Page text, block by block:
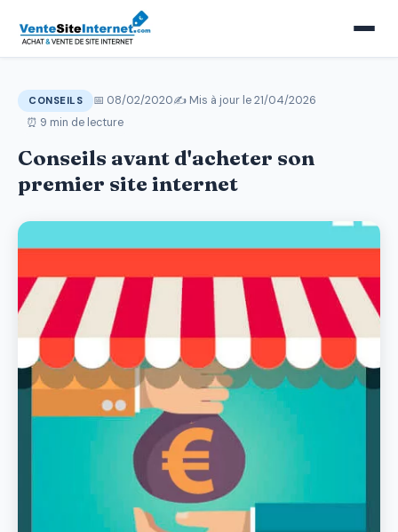
CONSEILS 📅 08/02/2020✍️ Mis à jour le21/04/2026
⏰ 9 min de lecture
Conseils avant d'acheter son
premier site internet